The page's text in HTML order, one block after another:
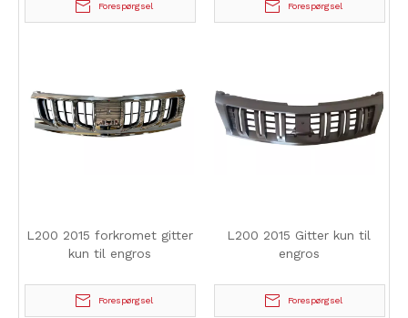
Forespørgsel Forespørgsel
L200 2015 forkromet gitter
kun til engros
Forespørgsel
L200 2015 Gitter kun til
engros
Forespørgsel